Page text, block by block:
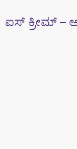
ಐಸ್ ಕ್ರೀಮ್ –